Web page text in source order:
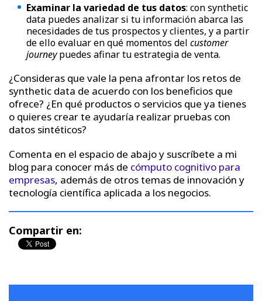
Examinar la variedad de tus datos: con synthetic
data puedes analizar si tu información abarca las
necesidades de tus prospectos y clientes, y a partir
de ello evaluar en qué momentos del customer
journeypuedes afinar tu estrategia de venta.
¿Consideras que vale la pena afrontar los retos de
synthetic data de acuerdo con los beneficios que
ofrece? ¿En qué productos o servicios que ya tienes
o quieres crear te ayudaría realizar pruebas con
datos sintéticos?
Comenta en el espacio de abajo y suscríbete a mi
blog para conocer más de cómputo cognitivo para
empresas, además de otros temas de innovación y
tecnología científica aplicada a los negocios.
Compartir en: